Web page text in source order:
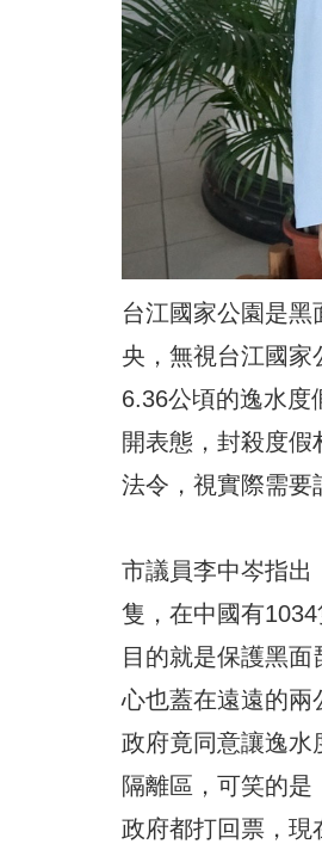
台江國家公園是
央，無視台江國家
6.36公頃的逸水度
開表態，封殺度
法令，視實際需要
市議員李中岑指出
隻，在中國有
目的就是保護黑
心也蓋在遠遠的兩
政府竟同意讓逸水
隔離區，可笑的
政府都打回票，現